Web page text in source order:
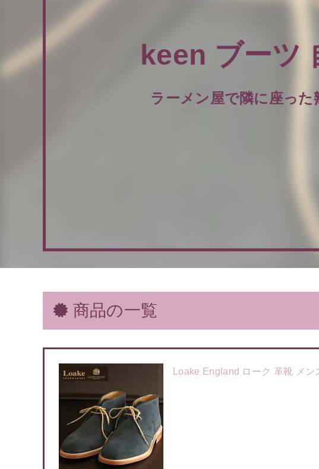
keen ブーツ
ラーメン屋で隣に座っ
商品の一覧
Loake England ローク 革靴 メ